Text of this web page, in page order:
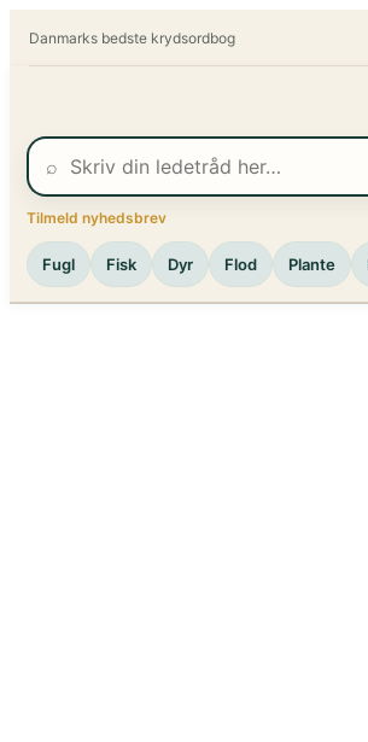
Danmarks bedste krydsordbog
⌕
Tilmeld nyhedsbrev
Fugl Fisk Dyr Flod Plante